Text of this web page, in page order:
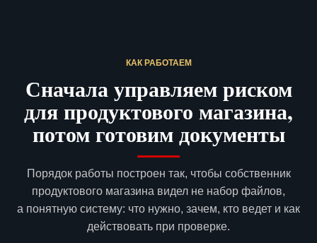
КАК РАБОТАЕМ
Сначала управляем риском
для продуктового магазина,
потом готовим документы
Порядок работы построен так, чтобы собственник
продуктового магазина видел не набор файлов,
а понятную систему: что нужно, зачем, кто ведет и как
действовать при проверке.